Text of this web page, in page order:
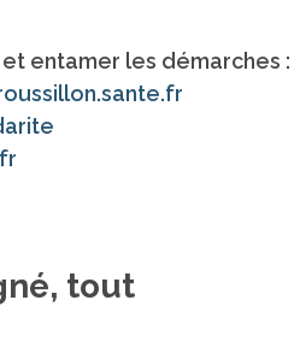
entamer les démarches :
tout